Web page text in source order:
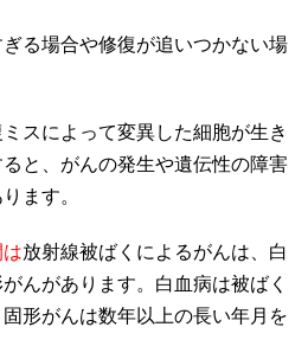
る場合や修復が追いつかない場
スによって変異した細胞が生き
と、がんの発生や遺伝性の障害
ます。
放射線被ばくによるがんは、白
んがあります。白血病は被ばく
形がんは数年以上の長い年月を